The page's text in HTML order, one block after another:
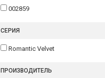
002859
СЕРИЯ
Romantic Velvet
ПРОИЗВОДИТЕЛЬ